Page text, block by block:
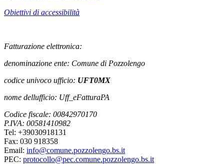
Obiettivi di accessibilità
Fatturazione elettronica:
denominazione ente: Comune di Pozzolengo
codice univoco ufficio: UFT0MX
nome dellufficio: Uff_eFatturaPA
Codice fiscale: 00842970170
P.IVA: 00581410982
Tel: +39030918131
Fax: 030 918358
Email: info@comune.pozzolengo.bs.it
PEC: protocollo@pec.comune.pozzolengo.bs.it